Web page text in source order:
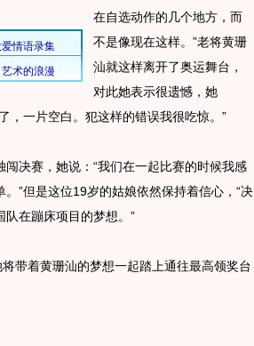
在自选动作的几个地方，而
不是像现在这样。”老将黄珊
汕就这样离开了奥运舞台，
对此她表示很遗憾，她
，一片空白。犯这样的错误我很吃惊。”
决赛，她说：“我们在一起比赛的时候我感
”但是这位19岁的姑娘依然保持着信心，“决
在蹦床项目的梦想。”
着黄珊汕的梦想一起踏上通往最高领奖台